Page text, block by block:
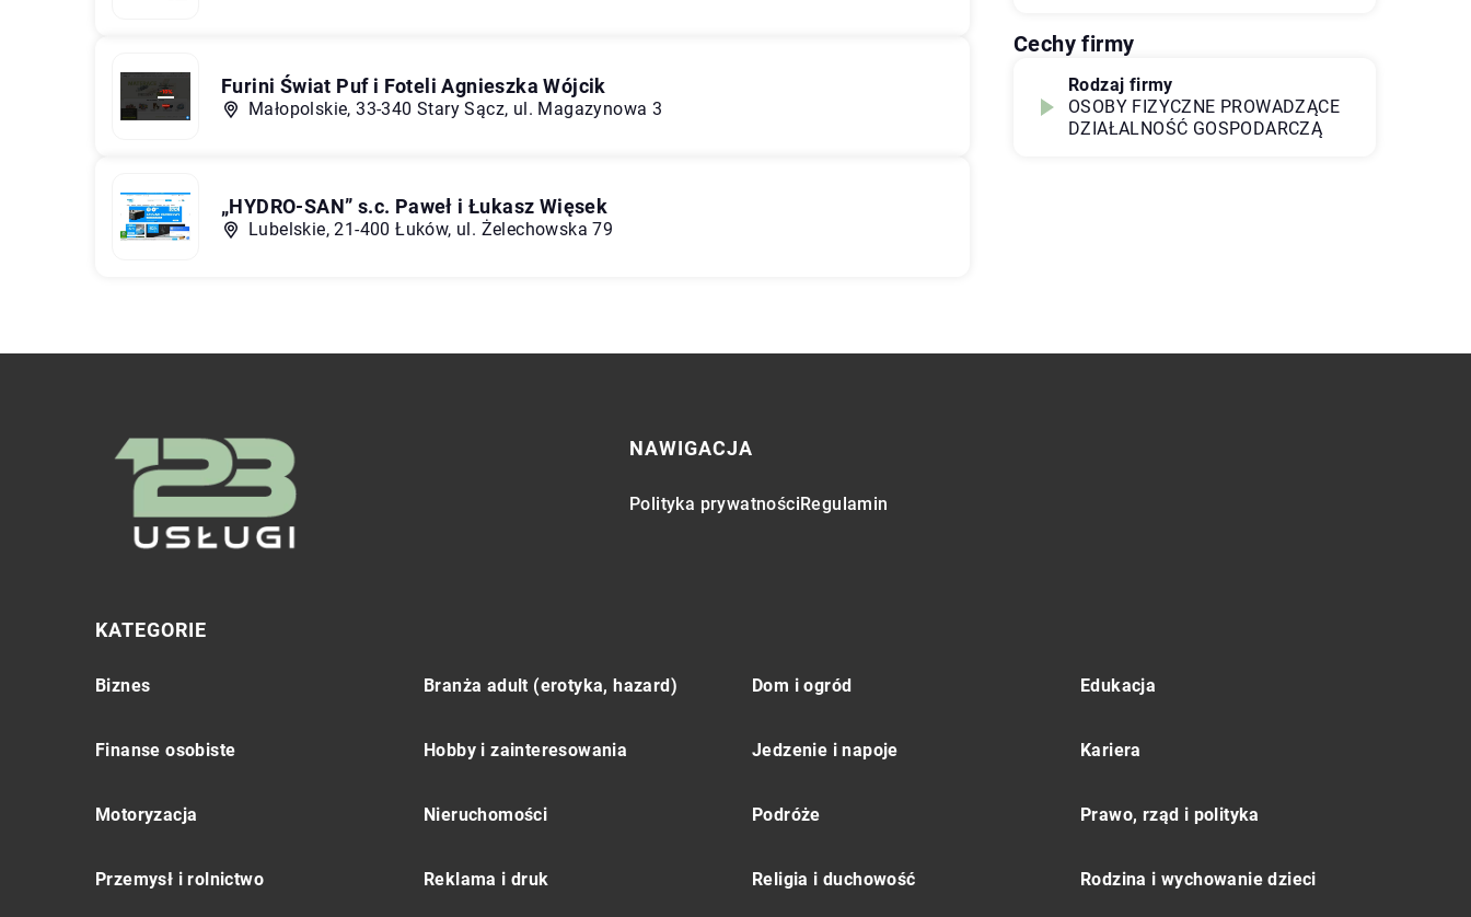
Furini Świat Puf i Foteli Agnieszka Wójcik
Małopolskie, 33-340 Stary Sącz, ul. Magazynowa 3
„HYDRO-SAN” s.c. Paweł i Łukasz Więsek
Lubelskie, 21-400 Łuków, ul. Żelechowska 79
Cechy firmy
Rodzaj firmy
OSOBY FIZYCZNE PROWADZĄCE
DZIAŁALNOŚĆ GOSPODARCZĄ
NAWIGACJA
Polityka prywatnościRegulamin
KATEGORIE
Biznes Branża adult (erotyka, hazard) Dom i ogród Edukacja
Finanse osobiste Hobby i zainteresowania Jedzenie i napoje Kariera
Motoryzacja Nieruchomości Podróże Prawo, rząd i polityka
Przemysł i rolnictwo Reklama i druk Religia i duchowość Rodzina i wychowanie dzieci